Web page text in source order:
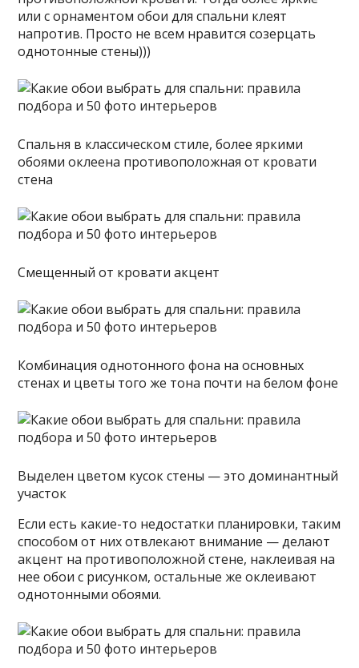
или с орнаментом обои для спальни клеят
напротив. Просто не всем нравится созерцать
однотонные стены)))
Спальня в классическом стиле, более яркими
обоями оклеена противоположная от кровати
стена
Смещенный от кровати акцент
Комбинация однотонного фона на основных
стенах и цветы того же тона почти на белом фоне
Выделен цветом кусок стены — это доминантный
участок
Если есть какие-то недостатки планировки, таким
способом от них отвлекают внимание — делают
акцент на противоположной стене, наклеивая на
нее обои с рисунком, остальные же оклеивают
однотонными обоями.